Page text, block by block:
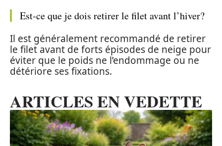
Est-ce que je dois retirer le filet avant l’hiver?
Il est généralement recommandé de retirer
le filet avant de forts épisodes de neige pour
éviter que le poids ne l’endommage ou ne
détériore ses fixations.
ARTICLES EN VEDETTE